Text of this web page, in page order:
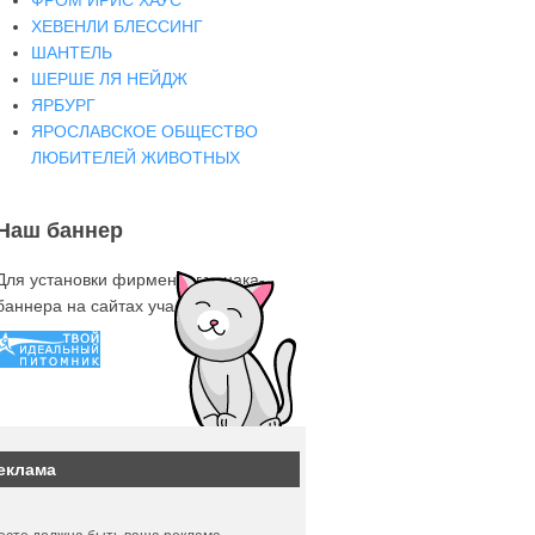
ХЕВЕНЛИ БЛЕССИНГ
ШАНТЕЛЬ
ШЕРШЕ ЛЯ НЕЙДЖ
ЯРБУРГ
ЯРОСЛАВСКОЕ ОБЩЕСТВО
ЛЮБИТЕЛЕЙ ЖИВОТНЫХ
баннер
установки фирменного знака-
на сайтах участниках